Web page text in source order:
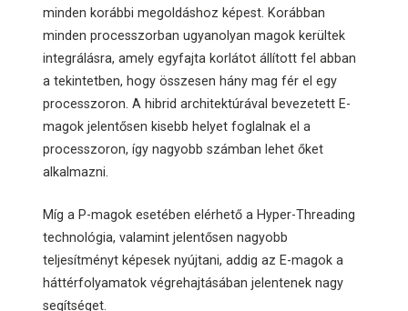
minden korábbi megoldáshoz képest. Korábban
minden processzorban ugyanolyan magok kerültek
integrálásra, amely egyfajta korlátot állított fel abban
a tekintetben, hogy összesen hány mag fér el egy
processzoron. A hibrid architektúrával bevezetett E-
magok jelentősen kisebb helyet foglalnak el a
processzoron, így nagyobb számban lehet őket
alkalmazni.
Míg a P-magok esetében elérhető a Hyper-Threading
technológia, valamint jelentősen nagyobb
teljesítményt képesek nyújtani, addig az E-magok a
háttérfolyamatok végrehajtásában jelentenek nagy
segítséget.